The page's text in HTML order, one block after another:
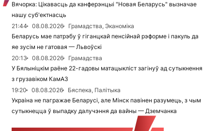
Вячорка: Цікавасць да канферэнцыі "Новая Беларусь" вызначае
нашу суб'ектнасць
21:44
08.08.2026
Грамадства, Эканоміка
Беларусь мае патрэбу ў гіганцкай пенсійнай рэформе і пакуль да
яе зусім не гатовая — Львоўскі
20:13
08.08.2026
Грамадства
У Бялыніцкім раёне 22-гадовы матацыкліст загінуў ад сутыкнення
з грузавіком КамАЗ
19:20
08.08.2026
Бяспека, Палітыка
Украіна не пагражае Беларусі, але Мінск павінен разумець, з чым
сутыкнецца ў выпадку далучэння да вайны — Дземчанка